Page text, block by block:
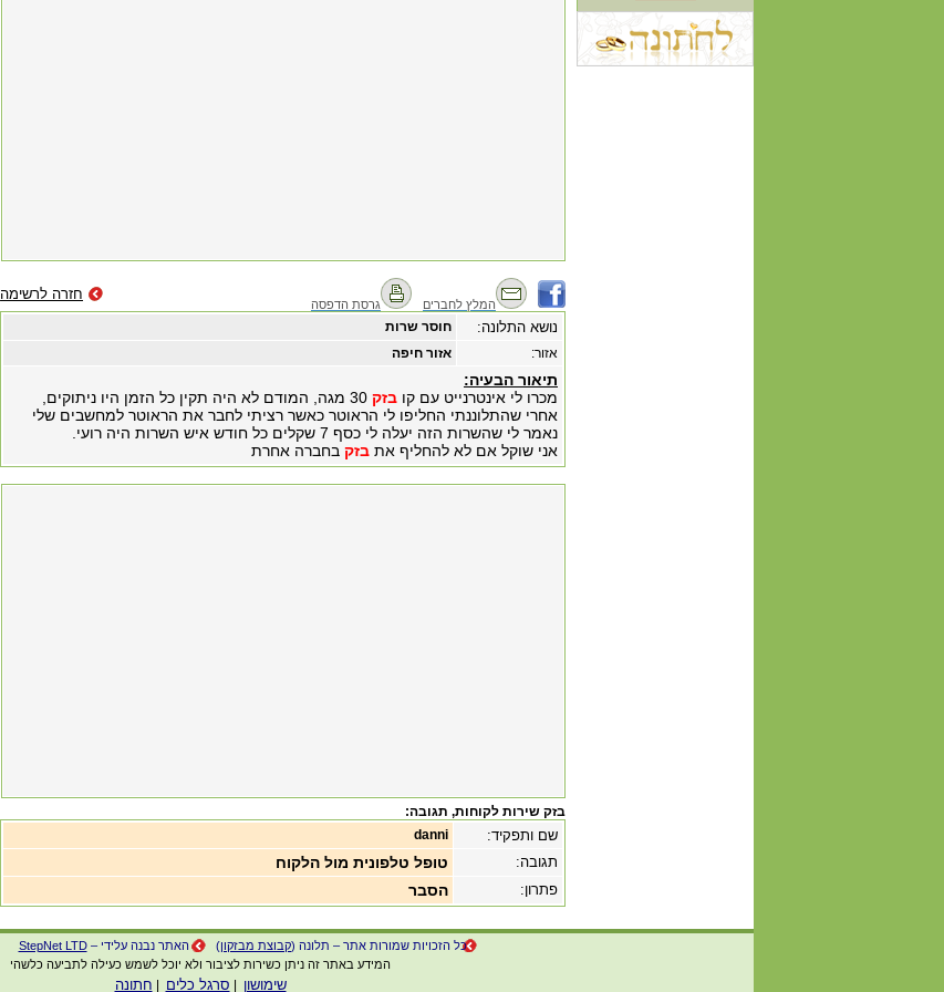
חזרה לרשימה
גרסת הדפסה המלץ לחברים
חוסר שרות נושא התלונה:
אזור חיפה אזור:
תיאור הבעיה:
מכרו לי אינטרנייט עם קו בזק
30 מגה, המודם לא היה תקין כל הזמן היו ניתוקים,
אחרי שהתלוננתי החליפו לי הראוטר כאשר רציתי לחבר את הראוטר למחשבים שלי
נאמר לי שהשרות הזה יעלה לי כסף 7 שקלים כל חודש איש השרות היה רועי.
אני שוקל אם לא להחליף את בזק בחברה אחרת
בזק שירות לקוחות, תגובה:
danni
שם ותפקיד:
טופל טלפונית מול הלקוח תגובה:
הסבר פתרון:
כל הזכויות שמורות אתר – תלונה (קבוצת מבזקון) האתר נבנה עלידי –StepNet LTD
המידע באתר זה ניתן כשירות לציבור ולא יוכל לשמש כעילה לתביעה כלשהי
שימושון סרגל כלים חתונה